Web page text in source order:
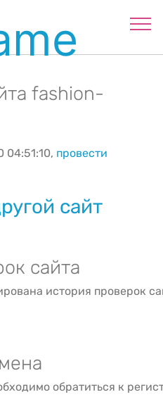
fashion-
04:51:10, провести
сайт
сайта
история проверок
обратиться к